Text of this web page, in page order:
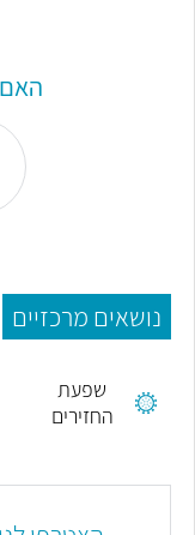
האם
נושאים מרכזיים
שפעת
החזירים